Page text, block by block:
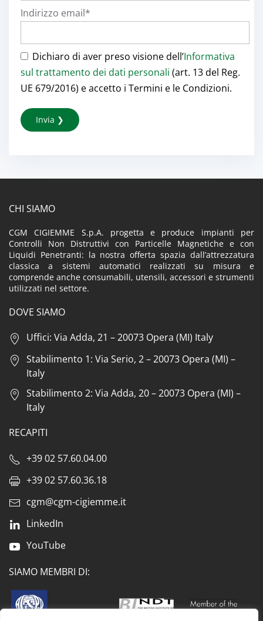
Indirizzo email*
Dichiaro di aver preso visione dell’Informativa
sul trattamento dei dati personali (art. 13 del Reg.
UE 679/2016) e accetto i Termini e le Condizioni.
CHI SIAMO
CGM CIGIEMME S.p.A. progetta e produce impianti per
Controlli Non Distruttivi con Particelle Magnetiche e con
Liquidi Penetranti: la nostra offerta spazia dall’attrezzatura
classica a sistemi automatici realizzati su misura e
comprende anche consumabili, utensili, accessori e strumenti
utilizzati nel settore.
DOVE SIAMO
Uffici: Via Adda, 21 – 20073 Opera (MI) Italy
Stabilimento 1: Via Serio, 2 – 20073 Opera (MI) –
Italy
Stabilimento 2: Via Adda, 20 – 20073 Opera (MI) –
Italy
RECAPITI
+39 02 57.60.04.00
+39 02 57.60.36.18
cgm@cgm-cigiemme.it
LinkedIn
YouTube
SIAMO MEMBRI DI: